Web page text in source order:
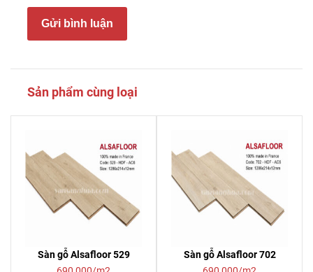
Gửi bình luận
Sản phẩm cùng loại
Sàn gỗ Alsafloor 529
Sàn gỗ Alsafloor 702